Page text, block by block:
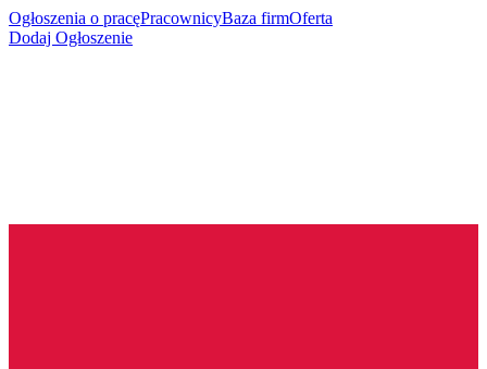
Ogłoszenia o pracęPracownicyBaza firmOferta
Dodaj Ogłoszenie